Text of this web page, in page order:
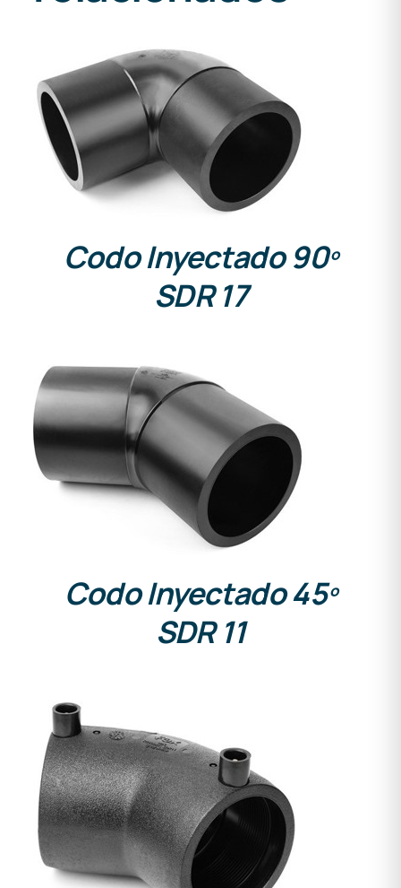
DETALLES
Codo Inyectado 90º
SDR 17
DETALLES
Codo Inyectado 45º
SDR 11
DETALLES